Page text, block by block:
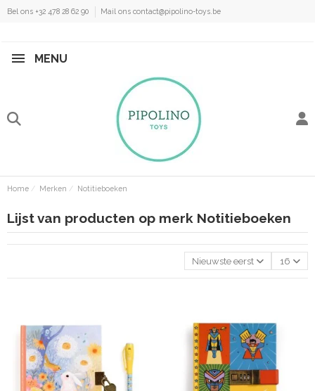
Bel ons +32 478 28 62 90 Mail ons contact@pipolino-toys.be
MENU
Home Merken Notitieboeken
Lijst van producten op merk Notitieboeken
Nieuwste eerst 16